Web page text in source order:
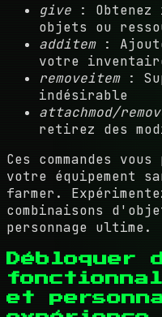
give : Obtenez
objets ou
additem:
votre
removeitem:
indésirable
attachmod/
retirez des
Ces commandes
votre équipement
farmer.
combinaisons
personnage ultime.
Débloquer
et